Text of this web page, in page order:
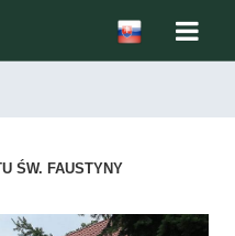
kaplniek zasvätených sv. sestre
ŚW. FAUSTYNY